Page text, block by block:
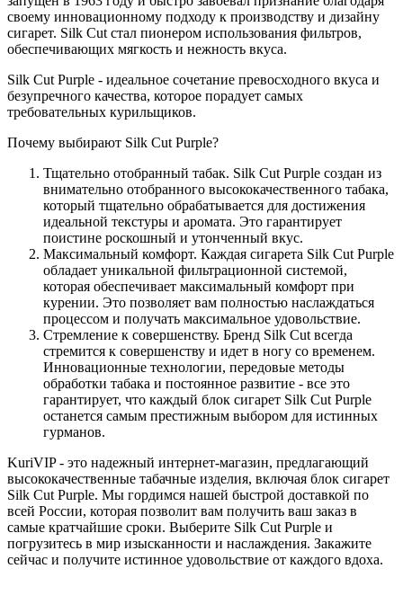
своему инновационному подходу к производству и дизайну
сигарет. Silk Cut стал пионером использования фильтров,
обеспечивающих мягкость и нежность вкуса.
Silk Cut Purple - идеальное сочетание превосходного вкуса и
безупречного качества, которое порадует самых
требовательных курильщиков.
Почему выбирают Silk Cut Purple?
Тщательно отобранный табак. Silk Cut Purple создан из
внимательно отобранного высококачественного табака,
который тщательно обрабатывается для достижения
идеальной текстуры и аромата. Это гарантирует
поистине роскошный и утонченный вкус.
Максимальный комфорт. Каждая сигарета Silk Cut Purple
обладает уникальной фильтрационной системой,
которая обеспечивает максимальный комфорт при
курении. Это позволяет вам полностью наслаждаться
процессом и получать максимальное удовольствие.
Стремление к совершенству. Бренд Silk Cut всегда
стремится к совершенству и идет в ногу со временем.
Инновационные технологии, передовые методы
обработки табака и постоянное развитие - все это
гарантирует, что каждый блок сигарет Silk Cut Purple
останется самым престижным выбором для истинных
гурманов.
KuriVIP - это надежный интернет-магазин, предлагающий
высококачественные табачные изделия, включая блок сигарет
Silk Cut Purple. Мы гордимся нашей быстрой доставкой по
всей России, которая позволит вам получить ваш заказ в
самые кратчайшие сроки. Выберите Silk Cut Purple и
погрузитесь в мир изысканности и наслаждения. Закажите
сейчас и получите истинное удовольствие от каждого вдоха.